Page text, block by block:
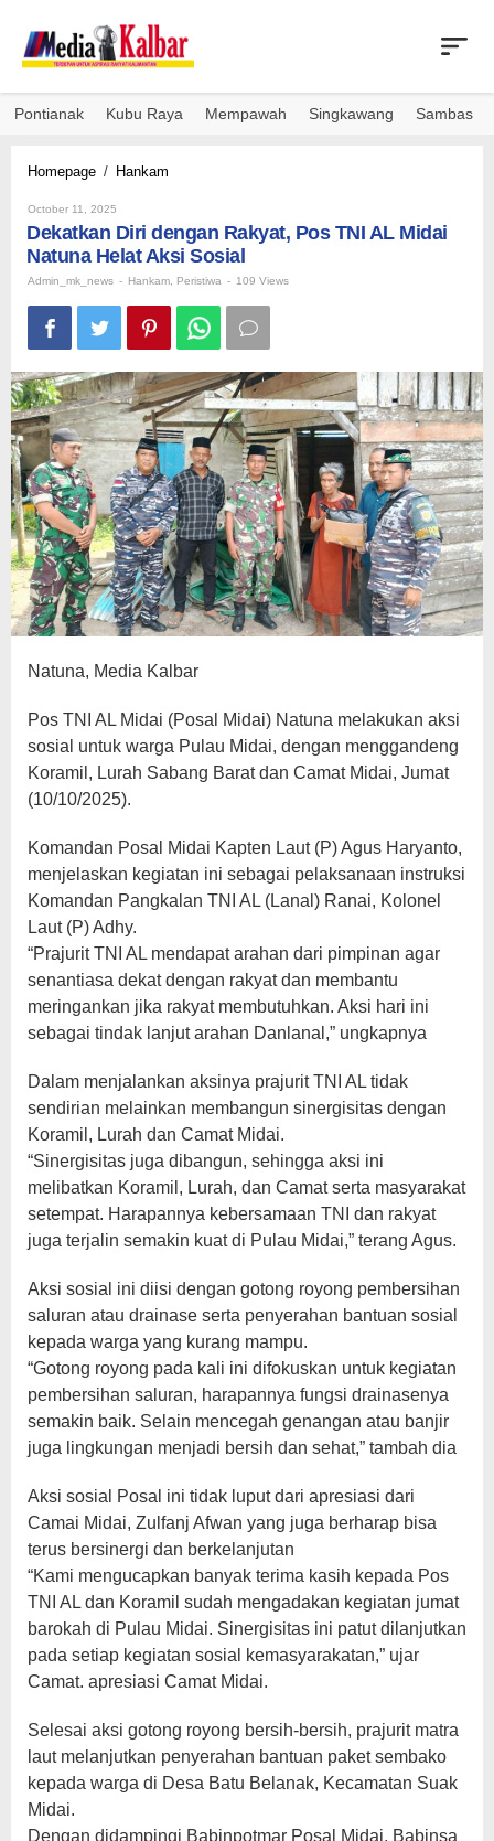
content
Pontianak Kubu Raya Mempawah Singkawang Sambas
Homepage / Hankam
Rakyat,
Pos
AL
Midai
Natuna
Helat
Aksi
Sosial
October 11, 2025
Dekatkan Diri dengan Rakyat, Pos TNI AL Midai
Natuna Helat Aksi Sosial
Admin_mk_news - Hankam Peristiwa - 109 Views
Natuna, Media Kalbar
Pos TNI AL Midai (Posal Midai) Natuna melakukan aksi
sosial untuk warga Pulau Midai, dengan menggandeng
Koramil, Lurah Sabang Barat dan Camat Midai, Jumat
(10/10/2025).
Komandan Posal Midai Kapten Laut (P) Agus Haryanto,
menjelaskan kegiatan ini sebagai pelaksanaan instruksi
Komandan Pangkalan TNI AL (Lanal) Ranai, Kolonel
Laut (P) Adhy.
“Prajurit TNI AL mendapat arahan dari pimpinan agar
senantiasa dekat dengan rakyat dan membantu
meringankan jika rakyat membutuhkan. Aksi hari ini
sebagai tindak lanjut arahan Danlanal,” ungkapnya
Dalam menjalankan aksinya prajurit TNI AL tidak
sendirian melainkan membangun sinergisitas dengan
Koramil, Lurah dan Camat Midai.
“Sinergisitas juga dibangun, sehingga aksi ini
melibatkan Koramil, Lurah, dan Camat serta masyarakat
setempat. Harapannya kebersamaan TNI dan rakyat
juga terjalin semakin kuat di Pulau Midai,” terang Agus.
Aksi sosial ini diisi dengan gotong royong pembersihan
saluran atau drainase serta penyerahan bantuan sosial
kepada warga yang kurang mampu.
“Gotong royong pada kali ini difokuskan untuk kegiatan
pembersihan saluran, harapannya fungsi drainasenya
semakin baik. Selain mencegah genangan atau banjir
juga lingkungan menjadi bersih dan sehat,” tambah dia
Aksi sosial Posal ini tidak luput dari apresiasi dari
Camai Midai, Zulfanj Afwan yang juga berharap bisa
terus bersinergi dan berkelanjutan
“Kami mengucapkan banyak terima kasih kepada Pos
TNI AL dan Koramil sudah mengadakan kegiatan jumat
barokah di Pulau Midai. Sinergisitas ini patut dilanjutkan
pada setiap kegiatan sosial kemasyarakatan,” ujar
Camat. apresiasi Camat Midai.
Selesai aksi gotong royong bersih-bersih, prajurit matra
laut melanjutkan penyerahan bantuan paket sembako
kepada warga di Desa Batu Belanak, Kecamatan Suak
Midai.
Dengan didampingi Babinpotmar Posal Midai, Babinsa